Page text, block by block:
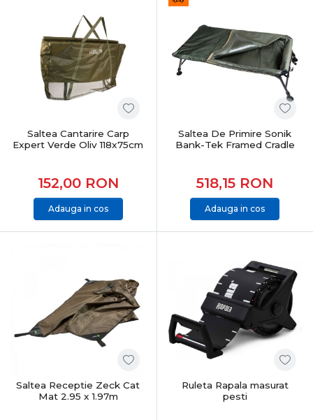
Saltea Cantarire Carp
Expert Verde Oliv 118x75cm
152,00 RON
Adauga in cos
Saltea De Primire Sonik
Bank-Tek Framed Cradle
518,15 RON
Adauga in cos
Saltea Receptie Zeck Cat
Mat 2.95 x 1.97m
Ruleta Rapala masurat
pesti